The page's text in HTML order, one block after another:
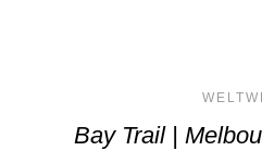
Bay Trail |